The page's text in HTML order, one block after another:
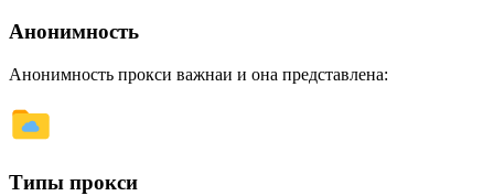
Анонимность
Анонимность прокси важнаи и она представлена:
Типы прокси